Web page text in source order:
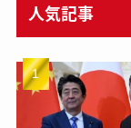
人気記事